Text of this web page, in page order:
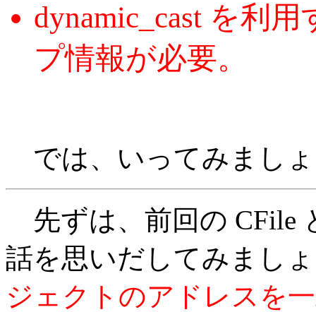
dynamic_cast を利
プ情報が必要。
では、いってみまし
先ずは、前回の CFile
話を思いだしてみまし
ジェクトのアドレスを